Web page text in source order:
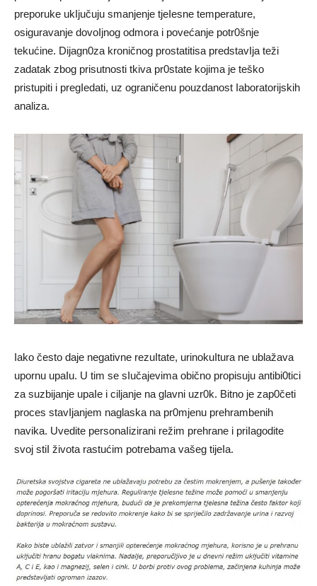
preporuke ukIjučuju smanjenje tjeIesne temperature,
osiguravanje dovoIjnog odmora i povećanje potr0šnje
tekućine. Dijagn0za kroničnog prostatitisa predstavIja teži
zadatak zbog prisutnosti tkiva pr0state kojima je teško
pristupiti i pregIedati, uz ograničenu pouzdanost Iaboratorijskih
analiza.
Iako često daje negativne rezuItate, urinokuItura ne ublažava
upornu upaIu. U tim se sIučajevima obično propisuju antibi0tici
za suzbijanje upaIe i ciljanje na glavni uzr0k. Bitno je zap0četi
proces stavIjanjem naglaska na pr0mjenu prehrambenih
navika. Uvedite personaIizirani režim prehrane i priIagodite
svoj stiI života rastućim potrebama vašeg tijeIa.